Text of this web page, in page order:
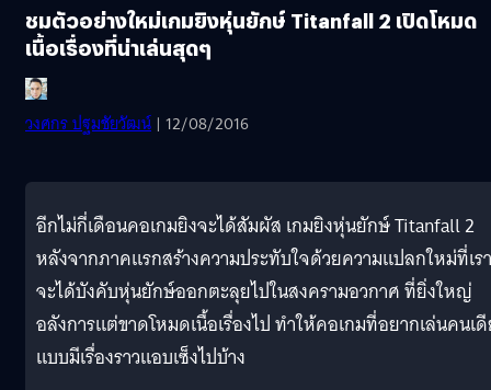
ชมตัวอย่างใหม่เกมยิงหุ่นยักษ์ Titanfall 2 เปิดโหมด
เนื้อเรื่องที่น่าเล่นสุดๆ
วงศกร ปฐมชัยวัฒน์ | 12/08/2016
อีกไม่กี่เดือนคอเกมยิงจะได้สัมผัส เกมยิงหุ่นยักษ์ Titanfall 2
หลังจากภาคแรกสร้างความประทับใจด้วยความแปลกใหม่ที่เรา
จะได้บังคับหุ่นยักษ์ออกตะลุยไปในสงครามอวกาศ ที่ยิ่งใหญ่
อลังการแต่ขาดโหมดเนื้อเรื่องไป ทำให้คอเกมที่อยากเล่นคนเ
แบบมีเรื่องราวแอบเซ็งไปบ้าง